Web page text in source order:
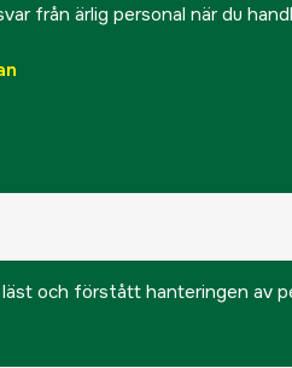
från ärlig personal när du
och förstått hanteringen av